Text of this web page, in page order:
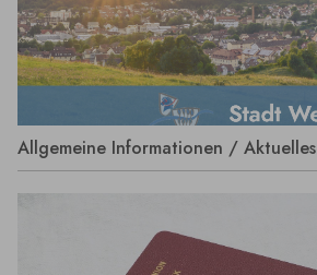
Allgemeine Informationen / Aktuelles